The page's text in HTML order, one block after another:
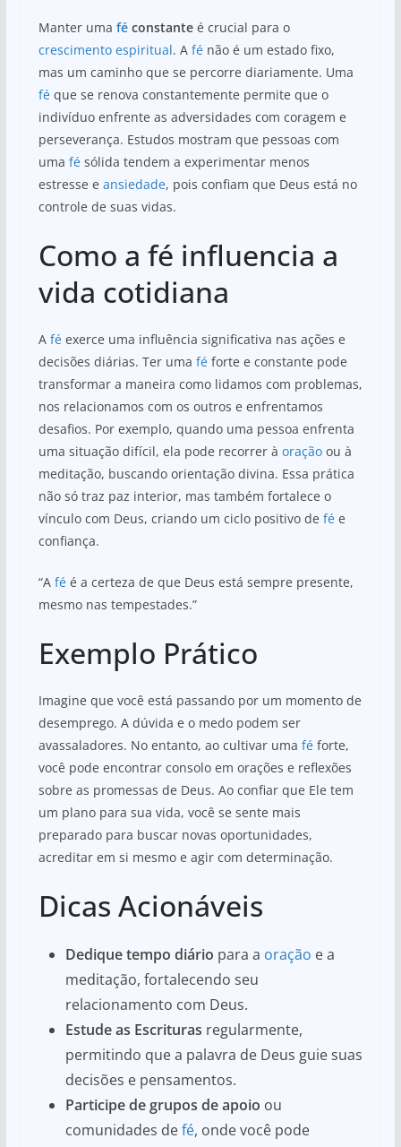
Manter uma féconstanteé crucial para o
crescimento espiritual. A fénão é um estado fixo,
mas um caminho que se percorre diariamente. Uma
féque se renova constantemente permite que o
indivíduo enfrente as adversidades com coragem e
perseverança. Estudos mostram que pessoas com
uma fésólida tendem a experimentar menos
estresse e ansiedade, pois confiam que Deus está no
controle de suas vidas.
Como a fé influencia a
vida cotidiana
A féexerce uma influência significativa nas ações e
decisões diárias. Ter uma féforte e constante pode
transformar a maneira como lidamos com problemas,
nos relacionamos com os outros e enfrentamos
desafios. Por exemplo, quando uma pessoa enfrenta
uma situação difícil, ela pode recorrer à oraçãoou à
meditação, buscando orientação divina. Essa prática
não só traz paz interior, mas também fortalece o
vínculo com Deus, criando um ciclo positivo de fée
confiança.
“A féé a certeza de que Deus está sempre presente,
mesmo nas tempestades.”
Exemplo Prático
Imagine que você está passando por um momento de
desemprego. A dúvida e o medo podem ser
avassaladores. No entanto, ao cultivar uma féforte,
você pode encontrar consolo em orações e reflexões
sobre as promessas de Deus. Ao confiar que Ele tem
um plano para sua vida, você se sente mais
preparado para buscar novas oportunidades,
acreditar em si mesmo e agir com determinação.
Dicas Acionáveis
Dedique tempo diário para a oração e a
meditação, fortalecendo seu
relacionamento com Deus.
Estude as Escrituras regularmente,
permitindo que a palavra de Deus guie suas
decisões e pensamentos.
Participe de grupos de apoio ou
comunidades defé, onde você pode